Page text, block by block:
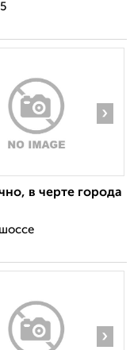
›
в черте города
›